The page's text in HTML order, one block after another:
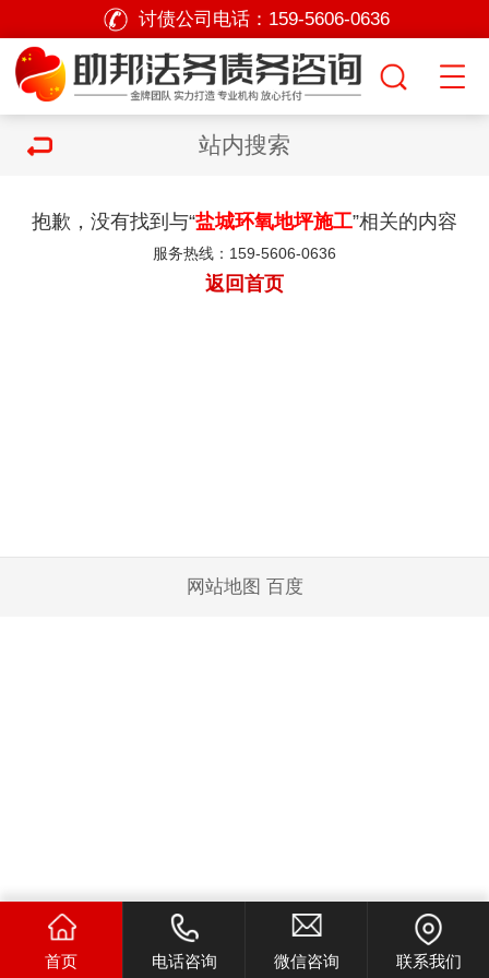
讨债公司电话： 159-5606-0636
站内搜索
抱歉，没有找到与“盐城环氧地坪施工”相关的内容
服务热线：159-5606-0636
返回首页
网站地图 百度
首页 电话咨询 微信咨询 联系我们